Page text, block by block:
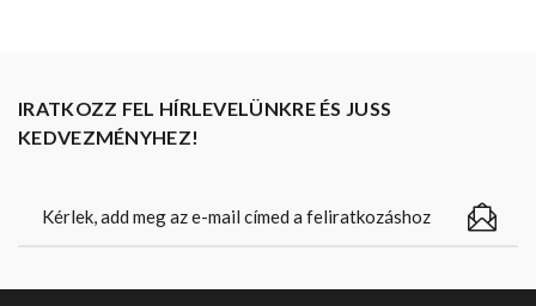
IRATKOZZ FEL HÍRLEVELÜNKRE ÉS JUSS
KEDVEZMÉNYHEZ!